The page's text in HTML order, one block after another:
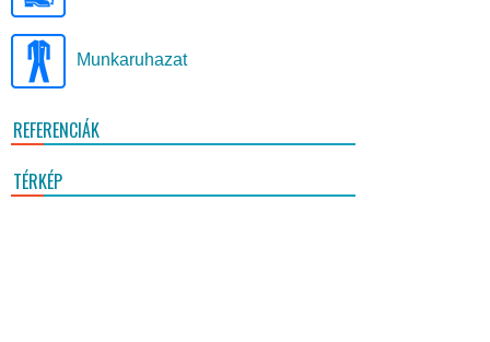
Munkaruhazat
REFERENCIÁK
TÉRKÉP